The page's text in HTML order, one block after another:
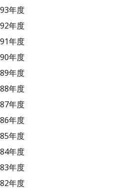
93年度
92年度
91年度
90年度
89年度
88年度
87年度
86年度
85年度
84年度
83年度
82年度